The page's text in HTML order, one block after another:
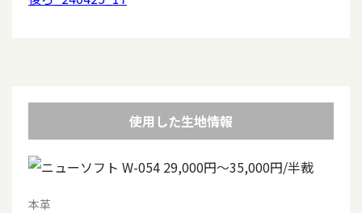
使用した生地情報
本革